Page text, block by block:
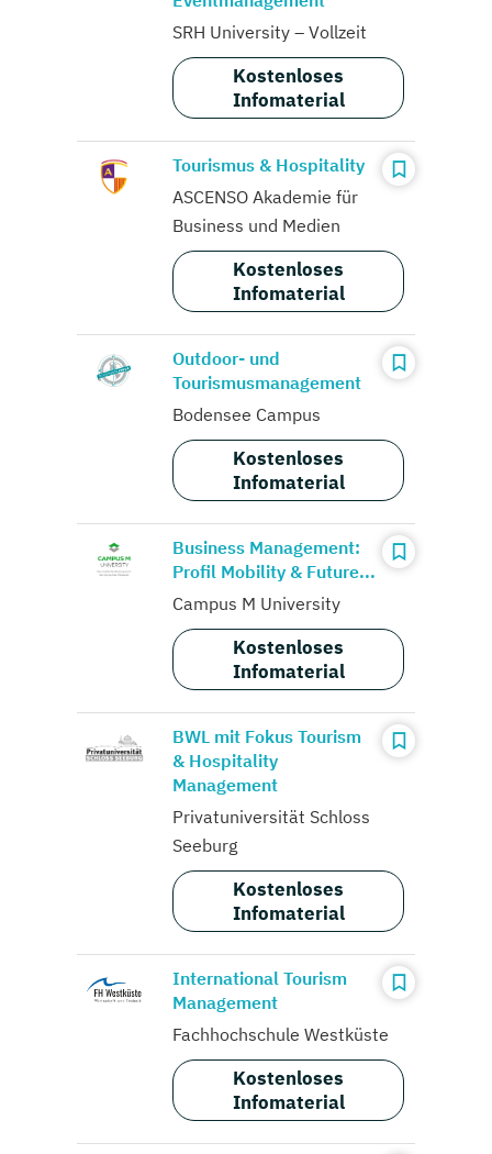
SRH University – Vollzeit
Kostenloses
Infomaterial
Tourismus & Hospitality
ASCENSO Akademie für
Business und Medien
Kostenloses
Infomaterial
Outdoor- und
Tourismusmanagement
Bodensee Campus
Kostenloses
Infomaterial
Business Management:
Profil Mobility & Future...
Campus M University
Kostenloses
Infomaterial
BWL mit Fokus Tourism
& Hospitality
Management
Privatuniversität Schloss
Seeburg
Kostenloses
Infomaterial
International Tourism
Management
Fachhochschule Westküste
Kostenloses
Infomaterial